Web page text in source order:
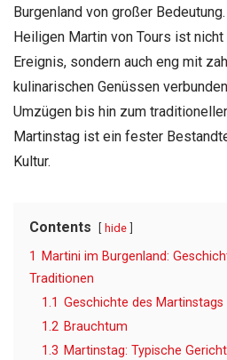
Burgenland von großer
Heiligen Martin von Tours ist
Ereignis, sondern auch eng mit
kulinarischen Genüssen
Umzügen bis hin zum
Martinstag ist ein fester
Kultur.
Contents hide
1
Martini im Burgenland:
Traditionen
1.1 Geschichte des Martinstags
1.2 Brauchtum
1.3 Martinstag: Typische